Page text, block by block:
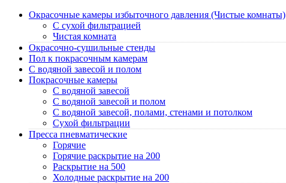
Окрасочные камеры избыточного давления (Чистые комнаты)
C сухой фильтрацией
Чистая комната
Окрасочно-сушильные стенды
Пол к покрасочным камерам
C водяной завесой и полом
Покрасочные камеры
C водяной завесой
C водяной завесой и полом
C водяной завесой, полами, стенами и потолком
Cухой фильтрации
Пресса пневматические
Горячие
Горячие раскрытие на 200
Раскрытие на 500
Холодные раскрытие на 200